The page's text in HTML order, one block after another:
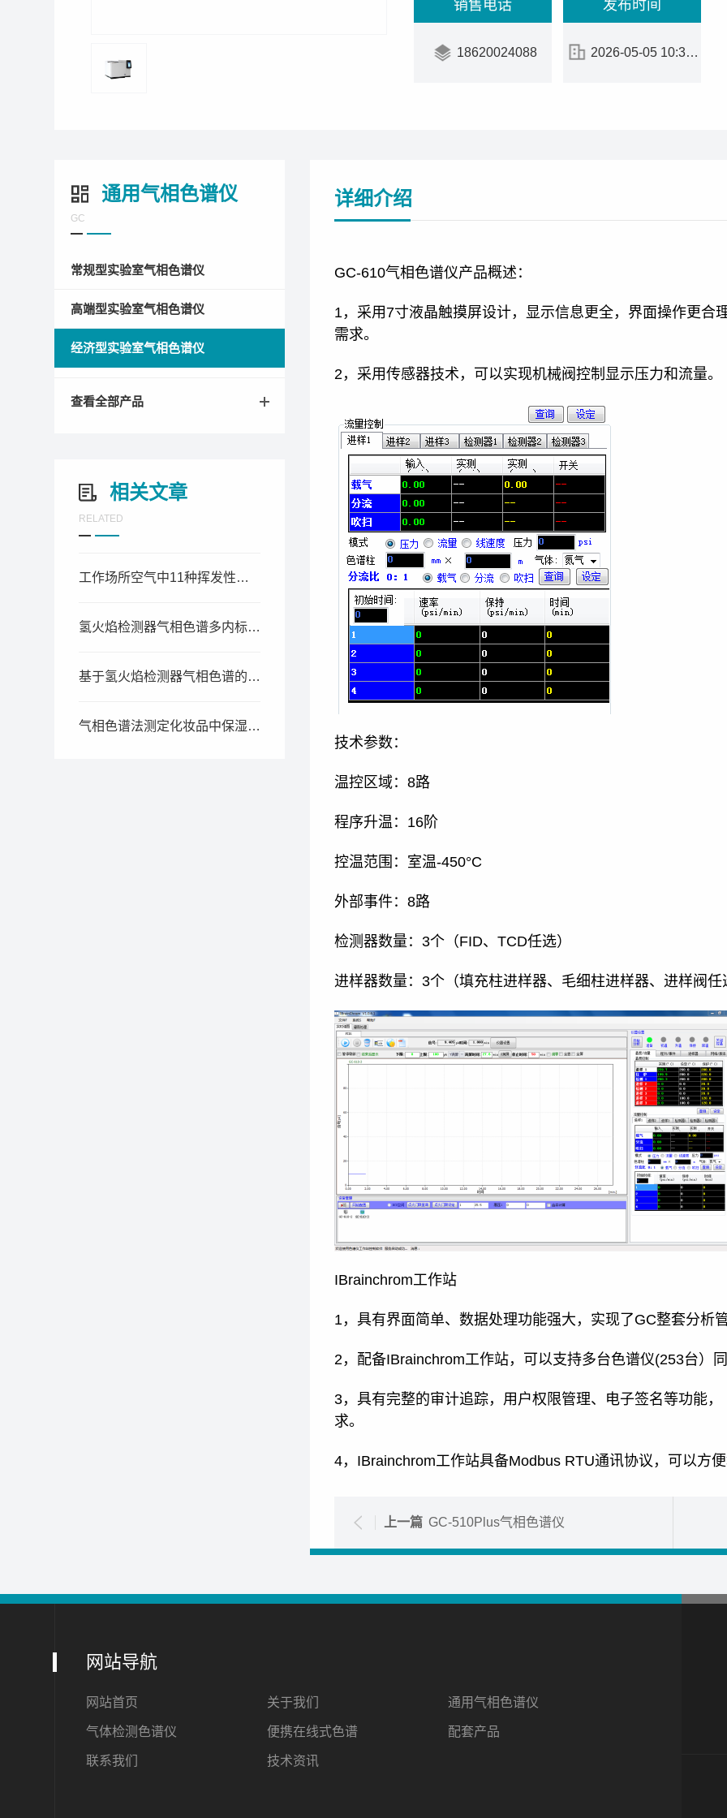
销售电话
18620024088
发布时间
2026-05-05 10:35:23
通用气相色谱仪
GC
常规型实验室气相色谱仪
高端型实验室气相色谱仪
经济型实验室气相色谱仪
查看全部产品
相关文章
RELATED
工作场所空气中11种挥发性有机物的毛细管柱-气相色谱同时测定法
氢火焰检测器气相色谱多内标法同时测定白酒中甲醇、酯类及其酸类含量
基于氢火焰检测器气相色谱的酱香型白酒酒精掺伪鉴别技术研究
气相色谱法测定化妆品中保湿剂及二甘醇的含量
详细介绍
GC-610气相色谱仪产品概述：
1，采用7寸液晶触摸屏设计，显示信息更全，界面操作更合
需求。
2，采用传感器技术，可以实现机械阀控制显示压力和流量。
技术参数：
温控区域：8路
程序升温：16阶
控温范围：室温-450°C
外部事件：8路
检测器数量：3个（FID、TCD任选）
进样器数量：3个（填充柱进样器、毛细柱进样器、进样阀任
IBrainchrom工作站
1，具有界面简单、数据处理功能强大，实现了GC整套分析
2，配备IBrainchrom工作站，可以支持多台色谱仪(253台）
3，具有完整的审计追踪，用户权限管理、电子签名等功能
求。
4，IBrainchrom工作站具备Modbus RTU通讯协议，可以方
上一篇 GC-510Plus气相色谱仪
网站导航
网站首页 关于我们 通用气相色谱仪
气体检测色谱仪 便携在线式色谱 配套产品
联系我们 技术资讯